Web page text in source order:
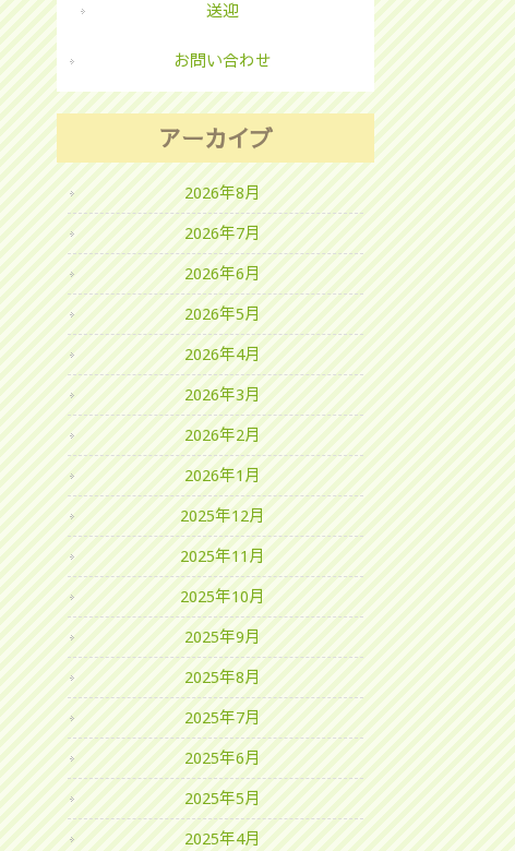
送迎
お問い合わせ
アーカイブ
2026年8月
2026年7月
2026年6月
2026年5月
2026年4月
2026年3月
2026年2月
2026年1月
2025年12月
2025年11月
2025年10月
2025年9月
2025年8月
2025年7月
2025年6月
2025年5月
2025年4月